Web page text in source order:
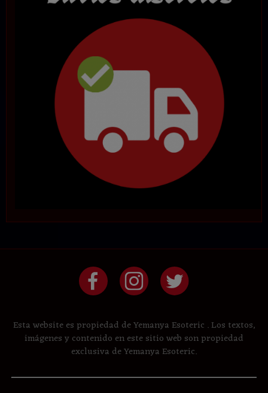
Esta website es propiedad de Yemanya Esoteric . Los textos,
imágenes y contenido en este sitio web son propiedad
exclusiva de Yemanya Esoteric.